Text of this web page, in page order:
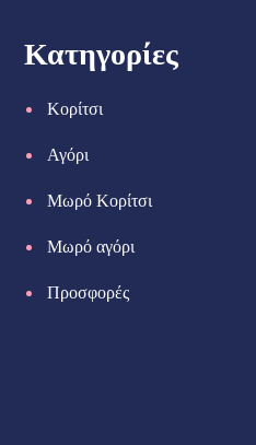
Κατηγορίες
Κορίτσι
Αγόρι
Μωρό Κορίτσι
Μωρό αγόρι
Προσφορές